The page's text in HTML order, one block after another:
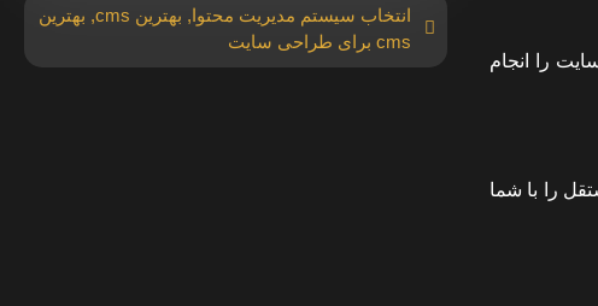
را انجام
را با شما
انتخاب سیستم مدیریت محتوا, بهترین cms , بهترین
cms برای طراحی سایت